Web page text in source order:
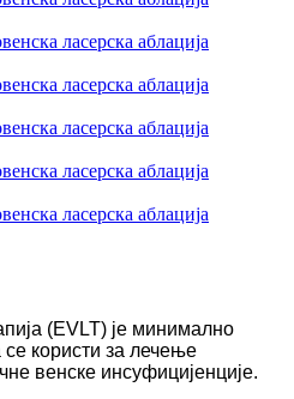
(EVLT) је минимално
користи за лечење
венске инсуфицијенције.